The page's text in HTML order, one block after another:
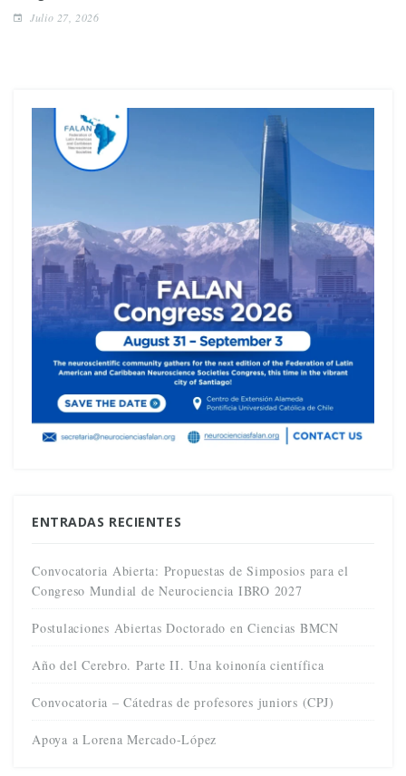
Julio 27, 2026
ENTRADAS RECIENTES
Convocatoria Abierta: Propuestas de Simposios para el
Congreso Mundial de Neurociencia IBRO 2027
Postulaciones Abiertas Doctorado en Ciencias BMCN
Año del Cerebro. Parte II. Una koinonía científica
Convocatoria – Cátedras de profesores juniors (CPJ)
Apoya a Lorena Mercado-López